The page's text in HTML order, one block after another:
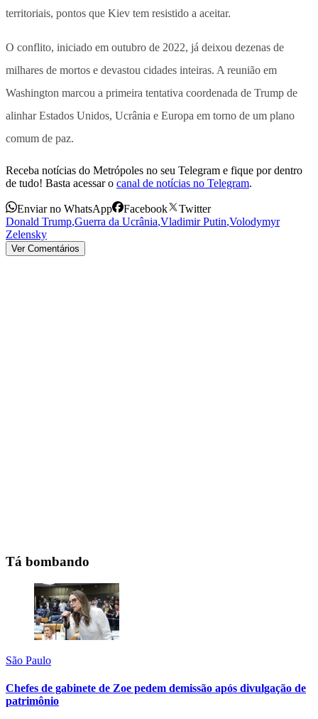
territoriais, pontos que Kiev tem resistido a aceitar.
O conflito, iniciado em outubro de 2022, já deixou dezenas de
milhares de mortos e devastou cidades inteiras. A reunião em
Washington marcou a primeira tentativa coordenada de Trump de
alinhar Estados Unidos, Ucrânia e Europa em torno de um plano
comum de paz.
Receba notícias do Metrópoles no seu Telegram e fique por dentro
de tudo! Basta acessar o canal de notícias no Telegram.
Enviar no WhatsApp Facebook
Twitter
Donald Trump,Guerra da Ucrânia,Vladimir Putin,Volodymyr
Zelensky
Ver Comentários
Tá bombando
São Paulo
Chefes de gabinete de Zoe pedem demissão após divulgação de
patrimônio